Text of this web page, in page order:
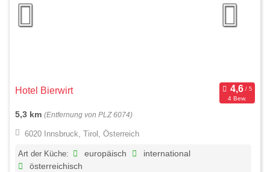
Hotel Bierwirt
4 Bew.
5,3 km (Entfernung von PLZ 6074)
6020 Innsbruck, Tirol, Österreich
Art der Küche: europäisch
international
österreichisch